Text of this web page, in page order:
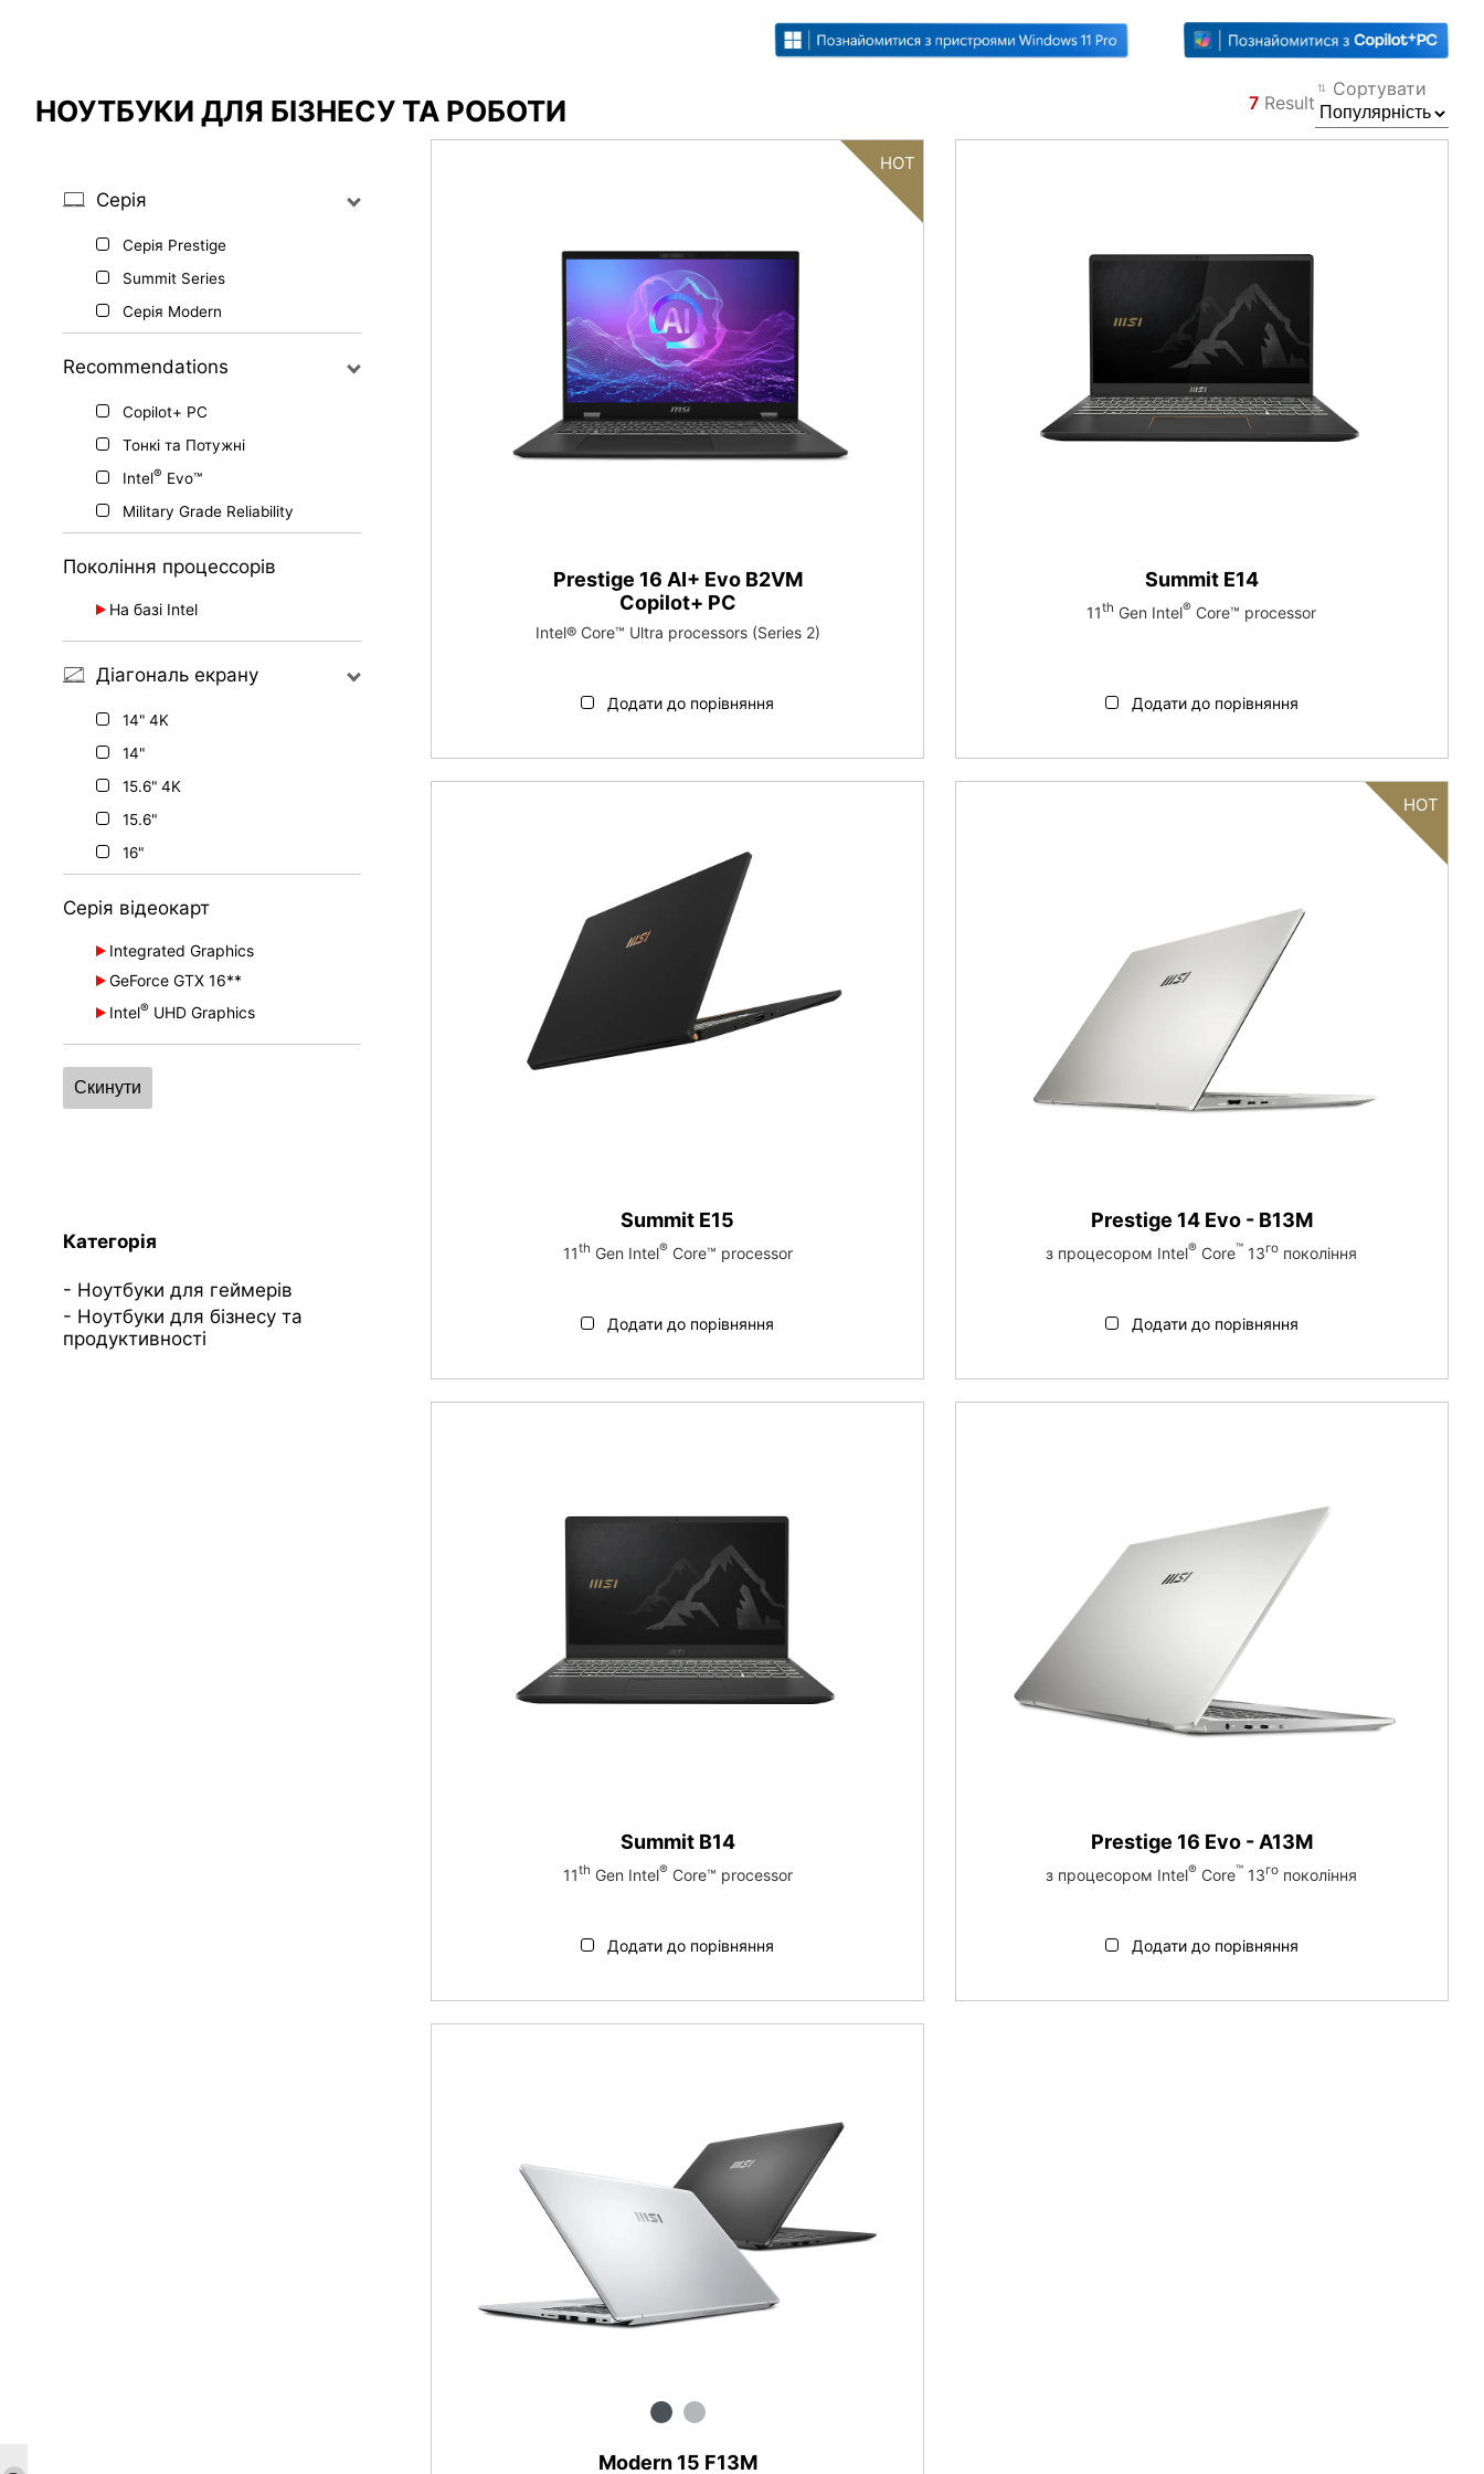
НОУТБУКИ ДЛЯ БІЗНЕСУ ТА РОБОТИ 7 Result
Сортувати
Серія
Серія Prestige
Summit Series
Серія Modern
Recommendations
Copilot+ PC
Тонкі та Потужні
Intel® Evo™
Military Grade Reliability
Покоління процессорів
На базі Intel
13thGen.
H Series
Діагональ екрану
14" 4K
14"
15.6" 4K
15.6"
16"
Серія відеокарт
Integrated Graphics
Intel®Arc™ Graphics
GeForce GTX 16**
GeForce®GTX 1650 Ti
Intel®UHD Graphics
Intel®Iris®Xe Graphics
Скинути
Категорія
Ноутбуки для геймерів
Ноутбуки для бізнесу та
продуктивності
HOT
Prestige 16 AI+ Evo B2VM
Copilot+ PC
Intel® Core™ Ultra processors (Series 2)
Додати до порівняння
Summit E14
11th Gen Intel® Core™ processor
Додати до порівняння
Summit E15
11th Gen Intel®Core™ processor
Додати до порівняння
HOT
Prestige 14 Evo - B13M
з процесором Intel® Core™ 13го покоління
Додати до порівняння
Summit B14
11th Gen Intel®Core™ processor
Додати до порівняння
Prestige 16 Evo - A13M
з процесором Intel® Core™ 13го покоління
Додати до порівняння
Modern 15 F13M
Результати порівняння
Відмінності позначено червоним Назад
{{item}}
Clear All